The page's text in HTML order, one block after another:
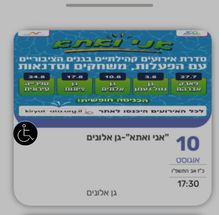
10
אוגוסט
כ"ז אב התשפ"ו
17:30
"אני ואתא"-גן אלונים
גן אלונים